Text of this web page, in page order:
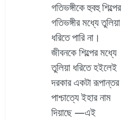
গতিভঙ্গীকে হুবহু শিল্পের
গতিভঙ্গীর মধ্যে তুলিয়া
ধরিতে পারি না।
জীবনকে শিল্পের মধ্যে
তুলিয়া ধরিতে হইলেই
দরকার একটা রূপান্তর
পাশ্চাত্যে ইহার নাম
দিয়াছে —এই